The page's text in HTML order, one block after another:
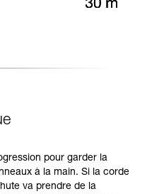
pour garder la
à la main. Si la corde
va prendre de la